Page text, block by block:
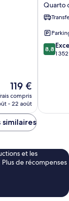
Le
nouveau
prix
de
119 €
compris
- 22 août
Venice
East
IHG
Quarto
d'Altino
Quarto
8.8
sur
8,8
1
et les
de récompenses